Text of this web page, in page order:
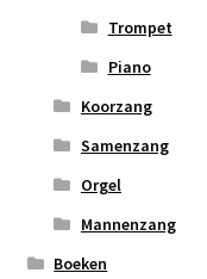
Trompet
Piano
Koorzang
Samenzang
Orgel
Mannenzang
Boeken